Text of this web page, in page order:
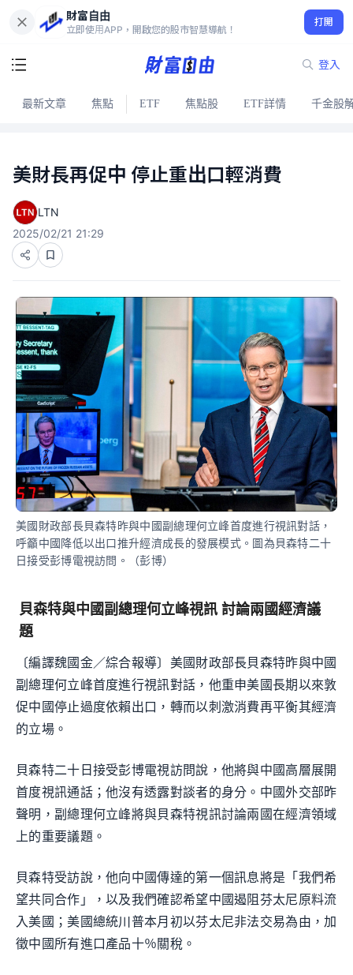
財富自由
立即使用APP，開啟您的股市智慧導航！
打開
登入
最新文章 焦點 ETF 焦點股 ETF詳情 千金股
美財長再促中 停止重出口輕消費
LTN
2025/02/21 21:29
美國財政部長貝森特昨與中國副總理何立峰首度進行視訊對話，
呼籲中國降低以出口推升經濟成長的發展模式。圖為貝森特二十
日接受彭博電視訪問。（彭博）
貝森特與中國副總理何立峰視訊 討論兩國經濟議
題
〔編譯魏國金／綜合報導〕美國財政部長貝森特昨與中國
副總理何立峰首度進行視訊對話，他重申美國長期以來敦
促中國停止過度依賴出口，轉而以刺激消費再平衡其經濟
的立場。
貝森特二十日接受彭博電視訪問說，他將與中國高層展開
首度視訊通話；他沒有透露對談者的身分。中國外交部昨
聲明，副總理何立峰將與貝森特視訊討論兩國在經濟領域
上的重要議題。
貝森特受訪說，他向中國傳達的第一個訊息將是「我們希
望共同合作」，以及我們確認希望中國遏阻芬太尼原料流
入美國；美國總統川普本月初以芬太尼非法交易為由，加
徵中國所有進口產品十％關稅。